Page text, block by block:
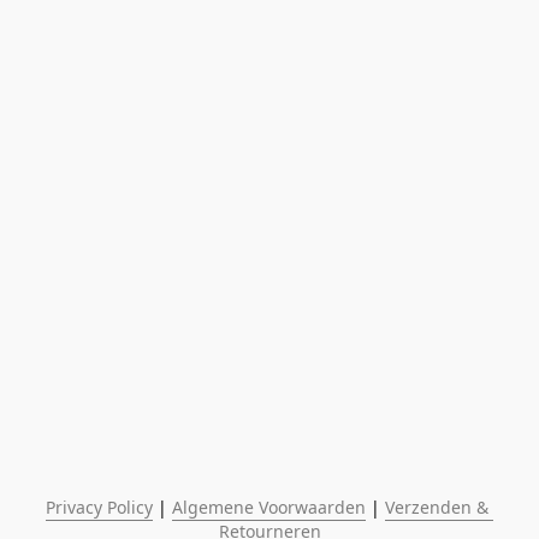
Privacy Policy | Algemene Voorwaarden | Verzenden &
Retourneren